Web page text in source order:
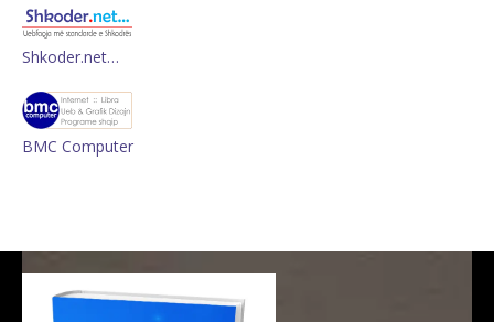
Shkoder.net…
BMC Computer